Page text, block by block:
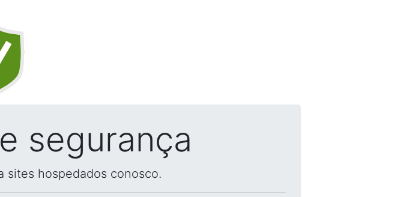
segurança
sites hospedados conosco.